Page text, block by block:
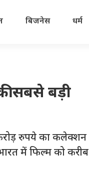
बिजनेस धर्म
सबसे बड़ी
रुपये का कलेक्शन
में फिल्म को करीब